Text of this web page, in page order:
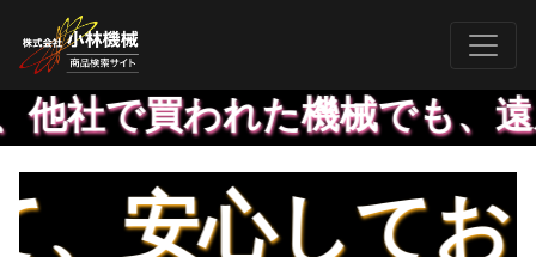
われた機械でも、遠慮
心してお買